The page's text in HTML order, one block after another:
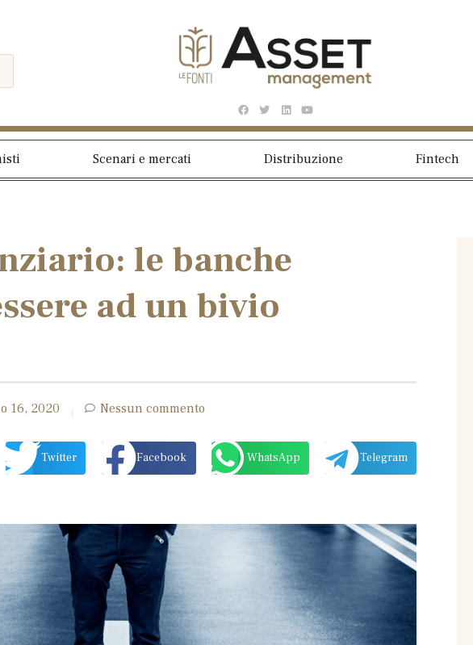
Scenari e mercati Distribuzione Fintech
le banche
ad un bivio
16, 2020 Nessun commento
Twitter Facebook WhatsApp Telegram